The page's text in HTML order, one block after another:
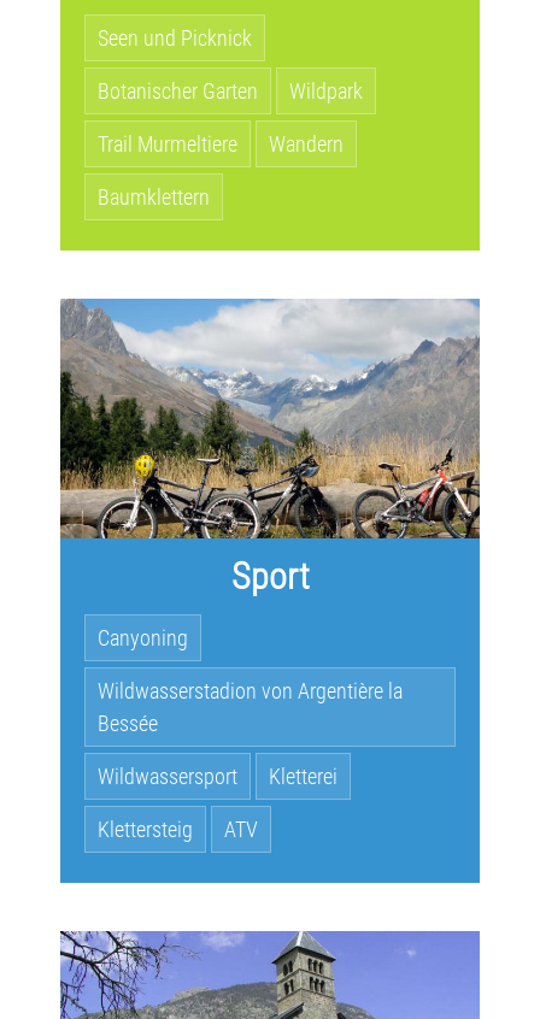
Seen und Picknick
Botanischer Garten Wildpark
Trail Murmeltiere Wandern
Baumklettern
Sport
Canyoning
Wildwasserstadion von Argentière la
Bessée
Wildwassersport Kletterei
Klettersteig ATV